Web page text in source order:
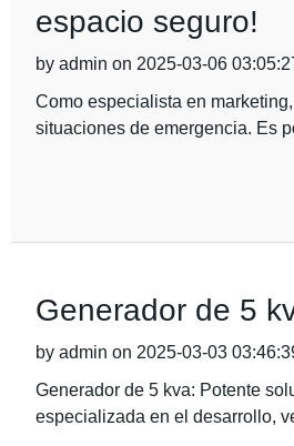
espacio seguro!
by admin on 2025-03-06
Como especialista en
situaciones de emergencia. Es
Generador de 5
by admin on 2025-03-03
Generador de 5 kva: Potente
especializada en el desarrollo,